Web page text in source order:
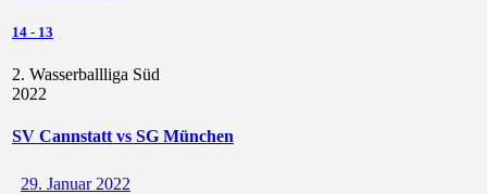
14 - 13
2. Wasserballliga Süd
2022
SV Cannstatt vs SG München
29. Januar 2022